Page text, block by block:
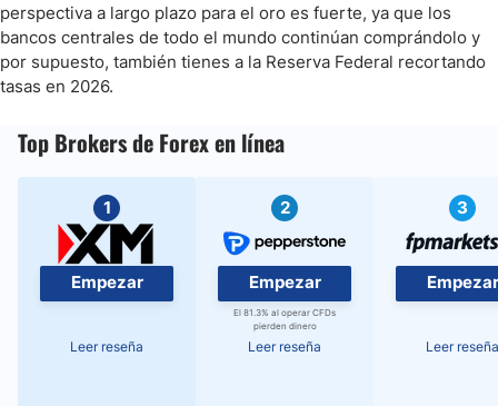
perspectiva a largo plazo para el oro es fuerte, ya que los
bancos centrales de todo el mundo continúan comprándolo y
por supuesto, también tienes a la Reserva Federal recortando
tasas en 2026.
Top Brokers de Forex en línea
1
Empezar
Leer reseña
2
Empezar
El 81.3% al operar CFDs
pierden dinero
Leer reseña
3
Empezar
Leer reseña